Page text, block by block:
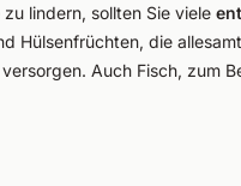
lindern, sollten Sie viele
Hülsenfrüchten, die
versorgen. Auch Fisch, zum